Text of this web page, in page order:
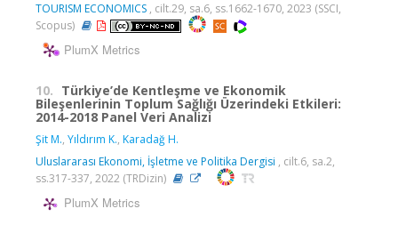
TOURISM ECONOMICS , cilt.29, sa.6, ss.1662-1670, 2023 (SSCI,
Scopus)
PlumX Metrics
10. Türkiye’de Kentleşme ve Ekonomik
Bileşenlerinin Toplum Sağlığı Üzerindeki Etkileri:
2014-2018 Panel Veri Analizi
Şit M., Yıldırım K., Karadağ H.
Uluslararası Ekonomi, İşletme ve Politika Dergisi , cilt.6, sa.2,
ss.317-337, 2022 (TRDizin)
PlumX Metrics